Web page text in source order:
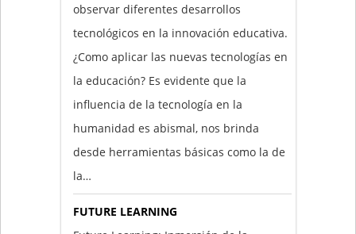
observar diferentes desarrollos
tecnológicos en la innovación educativa.
¿Como aplicar las nuevas tecnologías en
la educación? Es evidente que la
influencia de la tecnología en la
humanidad es abismal, nos brinda
desde herramientas básicas como la de
la…
FUTURE LEARNING